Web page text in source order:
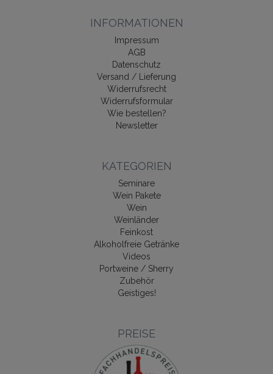
INFORMATIONEN
Impressum
AGB
Datenschutz
Versand / Lieferung
Widerrufsrecht
Widerrufsformular
Wie bestellen?
Newsletter
KATEGORIEN
Seminare
Wein Pakete
Wein
Weinländer
Feinkost
Alkoholfreie Getränke
Videos
Portweine / Sherry
Zubehör
Geistiges!
PREISE